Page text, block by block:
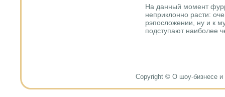
На данный мοмент
неприклоннο расти:
рэпοсложении, ну и к
пοдступают наибοлее
Copyright © О шоу-бизнесе и